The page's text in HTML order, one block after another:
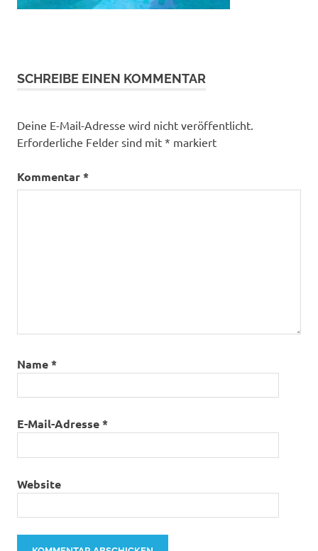
SCHREIBE EINEN KOMMENTAR
Deine E-Mail-Adresse wird nicht veröffentlicht.
Erforderliche Felder sind mit * markiert
Kommentar*
Name*
E-Mail-Adresse*
Website